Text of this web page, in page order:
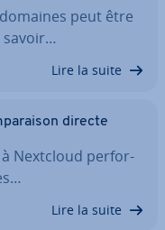
peut être
savoir…
Lire la suite
directe
à Nextcloud per­for­
Lire la suite